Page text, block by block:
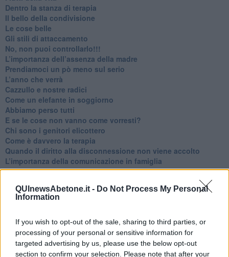
QUInewsAbetone.it - Do Not Process My Personal
Information
If you wish to opt-out of the sale, sharing to third parties, or
processing of your personal or sensitive information for
targeted advertising by us, please use the below opt-out
section to confirm your selection. Please note that after your
​Dentro la stanza di terapia
​Il bello della condivisione
Le cose belle
​Gli stili di attaccamento
No, non puoi controllarlo!!!
​L’importanza dell’assenza della madre
​Prendiamoci un pò meno sul serio
​L’anno che verrà
​Cazzullo e nostre radici
​Come un elefante in soggiorno
​Abbiamo perso tutti
E se le cose non vanno come vorresti?
​Chi sono i genitori elicottero
Come è davvero la terapia
Quando il diritto alla disconnessione non viene accolto
​L’importanza della comunicazione in famiglia
​Il diritto ad essere disconnessi
​Consigli di lettura per genitori e non solo
​La Clownterapia
L’invisibile fatica mentale
Vacanze a km zero
​Buone Vacan(si)e!
​Il lato positivo delle cose